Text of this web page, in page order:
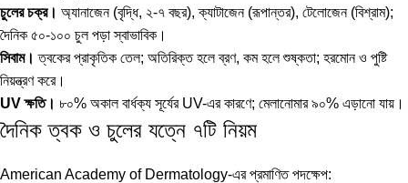
চুলের চক্র। অ্যানাজেন (বৃদ্ধি, ২-৭ বছর), ক্যাটাজেন (রূপান্তর), টেলোজেন (বিশ্রাম);
দৈনিক ৫০-১০০ চুল পড়া স্বাভাবিক।
সিবাম। ত্বকের প্রাকৃতিক তেল; অতিরিক্ত হলে ব্রণ, কম হলে শুষ্কতা; হরমোন ও পুষ্টি
নিয়ন্ত্রণ করে।
UV ক্ষতি। ৮০% অকাল বার্ধক্য সূর্যের UV-এর কারণে; মেলানোমার ৯০% এড়ানো যায়।
দৈনিক ত্বক ও চুলের যত্নে ৭টি নিয়ম
American Academy of Dermatology-এর প্রমাণিত পদক্ষেপ: